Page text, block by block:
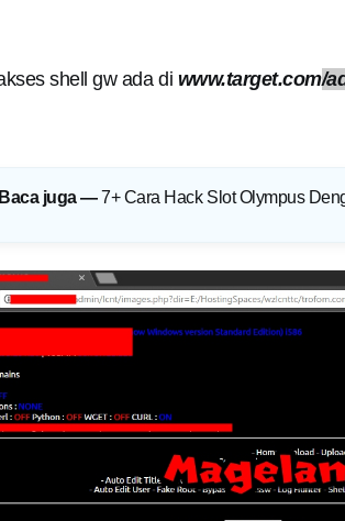
shell gw ada di www.target.com/
Baca juga — 7+ Cara Hack Slot Olympus